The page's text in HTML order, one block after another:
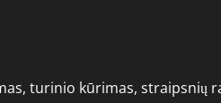
turinio kūrimas,